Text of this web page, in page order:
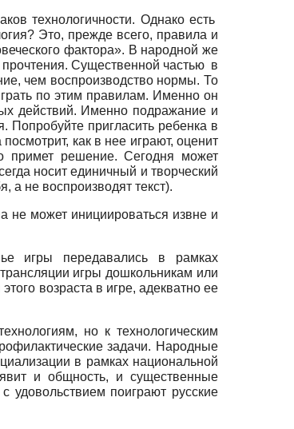
технологичности. Однако есть
Это, прежде всего, правила и
фактора». В народной же
Существенной частью в
чем воспроизводство нормы. То
по этим правилам. Именно он
действий. Именно подражание и
пригласить ребенка в
как в нее играют, оценит
примет решение. Сегодня может
носит единичный и творческий
а не воспроизводят текст).
не может инициироваться извне и
игры передавались в рамках
игры дошкольникам или
возраста в игре, адекватно ее
но к технологическим
задачи. Народные
в рамках национальной
и общность, и существенные
удовольствием поиграют русские